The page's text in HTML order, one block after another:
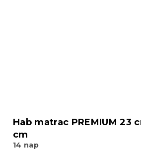
Hab matrac PREMIUM 23
cm
14 nap